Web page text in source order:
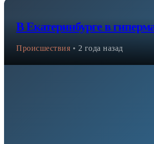
В Екатеринбурге в
Происшествия • 2 года назад